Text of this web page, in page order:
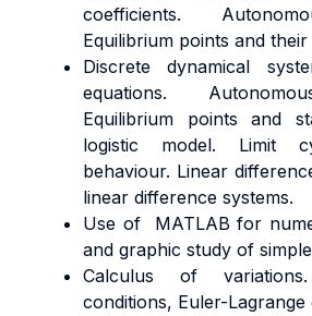
coefficients.
Equilibrium points and their
Discrete dynamical
equations.
Equilibrium points and
logistic model. Limit
behaviour. Linear
linear difference systems.
Use of MATLAB for
and graphic study of
Calculus of
conditions, Euler-Lagrange